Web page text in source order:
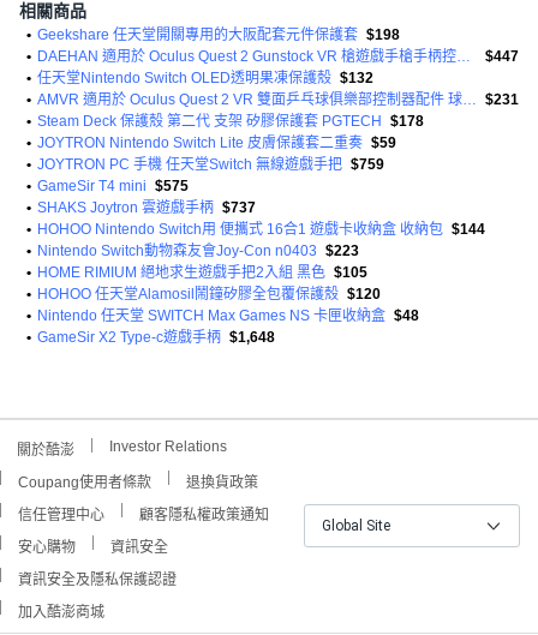
相關商品
• Geekshare 任天堂開關專用的大阪配套元件保護套 $198
•
DAEHAN 適用於 Oculus Quest 2 Gunstock VR 槍遊戲手槍手柄控制器配件灰色 2p
$447
• 任天堂Nintendo Switch OLED透明果凍保護殼 $132
•
AMVR 適用於 Oculus Quest 2 VR 雙面乒乓球俱樂部控制器配件 球拍握把 $231
• Steam Deck 保護殼 第二代 支架 矽膠保護套 PGTECH
$178
• JOYTRON Nintendo Switch Lite 皮膚保護套二重奏 $59
• JOYTRON PC 手機 任天堂Switch 無線遊戲手把 $759
• GameSir T4 mini $575
• SHAKS Joytron 雲遊戲手柄 $737
• HOHOO Nintendo Switch用 便攜式 16合1 遊戲卡收納盒 收納包 $144
• Nintendo Switch動物森友會Joy-Con n0403 $223
• HOME RIMIUM 絕地求生遊戲手把2入組 黑色 $105
• HOHOO 任天堂Alamosil鬧鐘矽膠全包覆保護殼 $120
• Nintendo 任天堂 SWITCH Max Games NS 卡匣收納盒 $48
• GameSir X2 Type-c遊戲手柄 $1,648
關於酷澎 Investor Relations
Coupang使用者條款
退換貨政策
信任管理中心
顧客隱私權政策通知
安心購物
資訊安全
資訊安全及隱私保護認證
加入酷澎商城
Global Site